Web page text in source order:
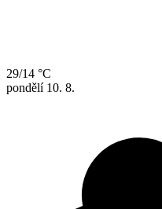
29/14 °C
pondělí 10. 8.